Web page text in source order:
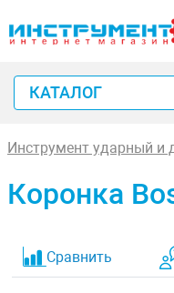
КАТАЛОГ
Инструмент ударный и
Коронка
Сравнить